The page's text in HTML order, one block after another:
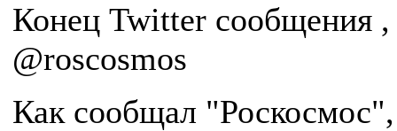
Конец Twitter сообщения ,
@roscosmos
Как сообщал